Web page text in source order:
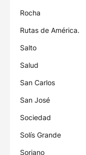
Rocha
Rutas de América.
Salto
Salud
San Carlos
San José
Sociedad
Solís Grande
Soriano